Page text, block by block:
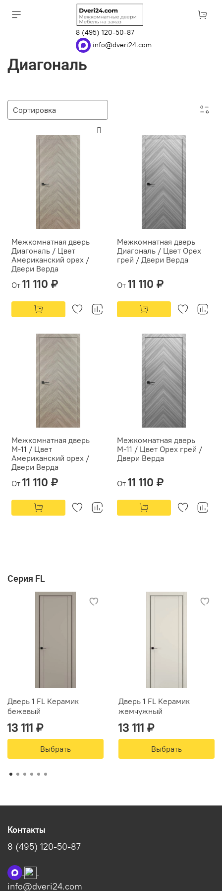
8 (495) 120-50-87
info@dveri24.com
Диагональ
Межкомнатная дверь
Диагональ / Цвет
Американский орех /
Двери Верда
От 11 110 ₽
Межкомнатная дверь
Диагональ / Цвет Орех
грей / Двери Верда
От 11 110 ₽
Межкомнатная дверь
М-11 / Цвет
Американский орех /
Двери Верда
От 11 110 ₽
Межкомнатная дверь
М-11 / Цвет Орех грей /
Двери Верда
От 11 110 ₽
Серия FL
Дверь 1 FL Керамик
бежевый
13 111 ₽
Выбрать
Дверь 1 FL Керамик
жемчужный
13 111 ₽
Выбрать
Контакты
8 (495) 120-50-87
info@dveri24.com